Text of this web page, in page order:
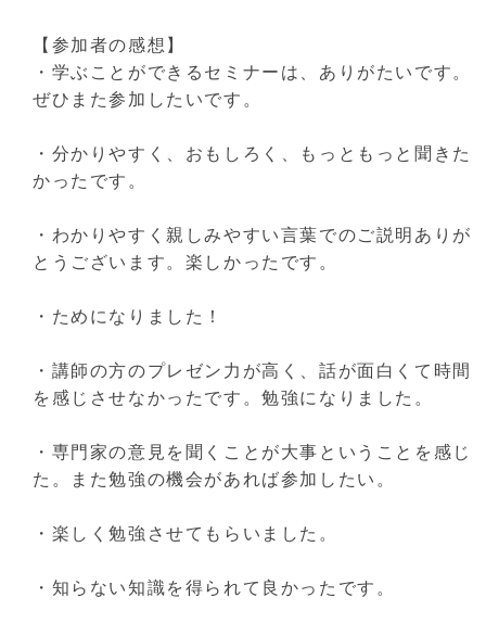
【参加者の感想】
・学ぶことができるセミナーは、ありがたいです。
ぜひまた参加したいです。
・分かりやすく、おもしろく、もっともっと聞きた
かったです。
・わかりやすく親しみやすい言葉でのご説明ありが
とうございます。楽しかったです。
・ためになりました！
・講師の方のプレゼン力が高く、話が面白くて時間
を感じさせなかったです。勉強になりました。
・専門家の意見を聞くことが大事ということを感じ
た。また勉強の機会があれば参加したい。
・楽しく勉強させてもらいました。
・知らない知識を得られて良かったです。